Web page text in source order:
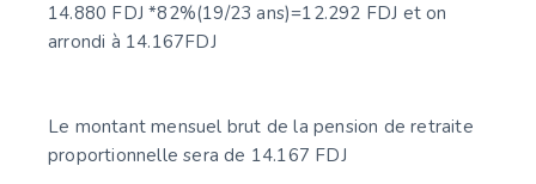
14.880 FDJ *82%(19/23 ans)=12.292 FDJ et on
arrondi à 14.167FDJ
Le montant mensuel brut de la pension de retraite
proportionnelle sera de 14.167 FDJ